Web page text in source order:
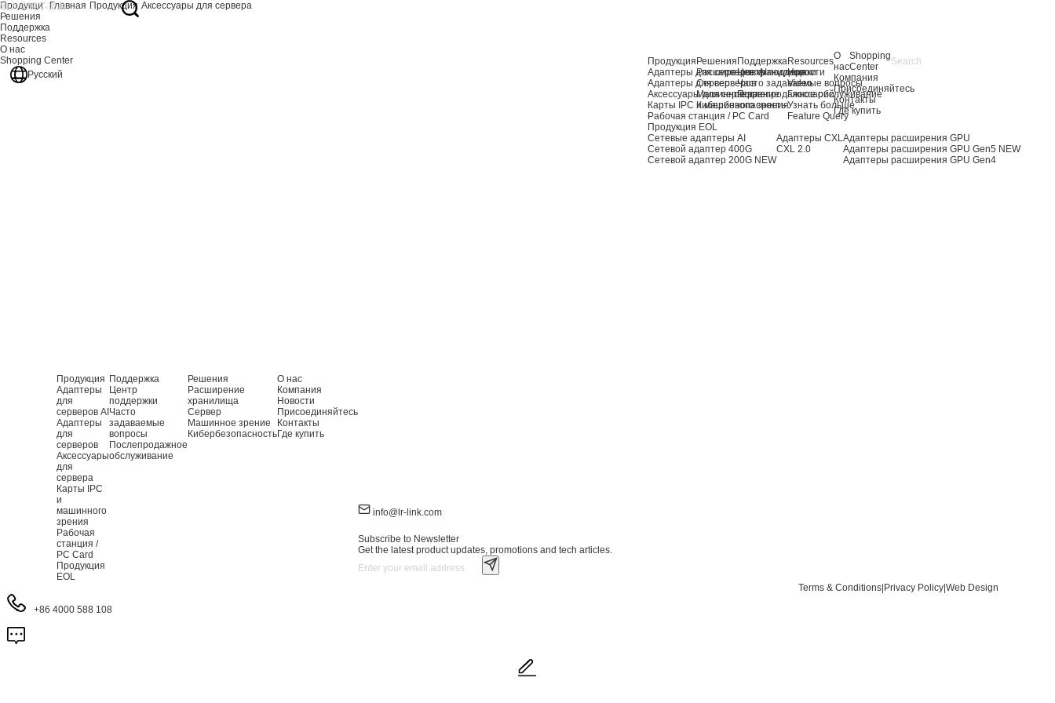
Продукция
Адаптеры для серверов AI
Адаптеры для серверов
Аксессуары для сервера
Карты IPC и машинного зрения
Рабочая станция / PC Card
Продукция EOL
Сетевые адаптеры AI
Сетевой адаптер 400G
Сетевой адаптер 200G NEW
Адаптеры CXL
CXL 2.0
Адаптеры расширения GPU
Адаптеры расширения GPU Gen5 NEW
Адаптеры расширения GPU Gen4
Решения
Расширение хранилища
Сервер
Машинное зрение
Кибербезопасность
Поддержка
Центр поддержки
Часто задаваемые вопросы
Послепродажное обслуживание
Resources
Новости
Video
Глоссарий
Узнать больше
Feature Query
О
нас
Компания
Присоединяйтесь
Контакты
Где купить
Shopping
Center
Продукция
Решения
Поддержка
Resources
О нас
Shopping Center
Русский
Главная Продукция Аксессуары для сервера
Продукция
Адаптеры
для
серверов AI
Адаптеры
для
серверов
Аксессуары
для
сервера
Карты IPC
и
машинного
зрения
Рабочая
станция /
PC Card
Продукция
EOL
Поддержка
Центр
поддержки
Часто
задаваемые
вопросы
Послепродажное
обслуживание
Решения
Расширение
хранилища
Сервер
Машинное зрение
Кибербезопасность
О нас
Компания
Новости
Присоединяйтесь
Контакты
Где купить
info@lr-link.com
Subscribe to Newsletter
Get the latest product updates, promotions and tech articles.
Terms & Conditions Privacy Policy Web Design
+86 4000 588 108